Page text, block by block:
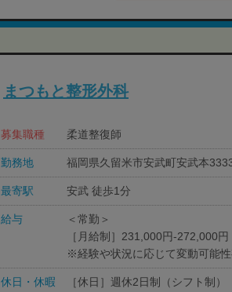
まつもと整形外科
募集職種 柔道整復師
勤務地 福岡県久留米市安武町安武本
最寄駅 安武 徒歩1分
給与
＜常勤＞
［月給制］231,000円‐272,000円
※経験や状況に応じて変動可能性
休日・休暇
［休日］週休2日制（シフト制）